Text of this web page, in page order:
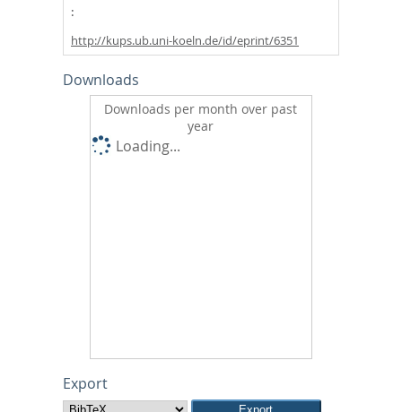
http://kups.ub.uni-koeln.de/id/eprint/6351
Downloads
Downloads per month over past
year
Loading...
Export